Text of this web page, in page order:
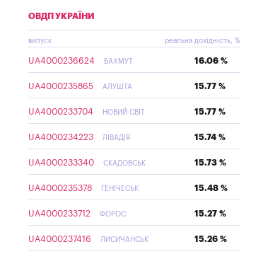
ОВДП УКРАЇНИ
випуск реальна дохідність, %
UA4000236624 БАХМУТ 16.06 %
UA4000235865 АЛУШТА 15.77 %
UA4000233704 НОВИЙ СВІТ 15.77 %
UA4000234223 ЛІВАДІЯ 15.74 %
UA4000233340 СКАДОВСЬК 15.73 %
UA4000235378 ГЕНІЧЕСЬК 15.48 %
UA4000233712 ФОРОС 15.27 %
UA4000237416 ЛИСИЧАНСЬК 15.26 %